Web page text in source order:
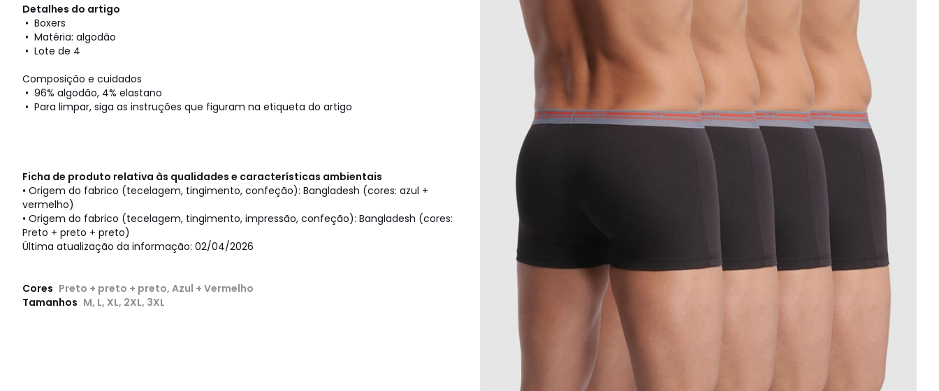
Detalhes do artigo
• Boxers
• Matéria: algodão
• Lote de 4
Composição e cuidados
• 96% algodão, 4% elastano
• Para limpar, siga as instruções que figuram na etiqueta do artigo
Ficha de produto relativa às qualidades e características ambientais
• Origem do fabrico (tecelagem, tingimento, confeção): Bangladesh (cores: azul +
vermelho)
• Origem do fabrico (tecelagem, tingimento, impressão, confeção): Bangladesh (cores:
Preto + preto + preto)
Última atualização da informação: 02/04/2026
Cores Preto + preto + preto, Azul + Vermelho
Tamanhos M, L, XL, 2XL, 3XL